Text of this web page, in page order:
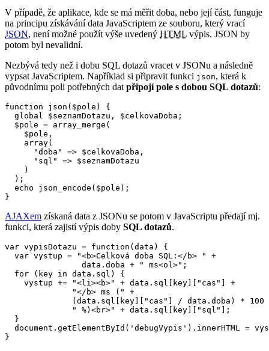
V případě, že aplikace, kde se má měřit doba, nebo její část, funguje
na principu získávání data JavaScriptem ze souboru, který vrací
JSON, není možné použít výše uvedený HTML výpis. JSON by
potom byl nevalidní.
Nezbývá tedy než i dobu SQL dotazů vracet v JSONu a následně
vypsat JavaScriptem. Například si připravit funkci json, která k
původnímu poli potřebných dat připojí pole s dobou SQL dotazů:
function json($pole) {
  global $seznamDotazu, $celkovaDoba;
  $pole = array_merge(
    $pole,
    array(
      "doba" => $celkovaDoba,
      "sql" => $seznamDotazu
    )
  );
  echo json_encode($pole);
}
AJAXem získaná data z JSONu se potom v JavaScriptu předají mj.
funkci, která zajistí výpis doby SQL dotazů.
var vypisDotazu = function(data) {
  var vystup = "<b>Celková doba SQL:</b> " +
                data.doba + " ms<ol>";
  for (key in data.sql) {
    vystup += "<li><b>" + data.sql[key]["cas"] +
              "</b> ms (" +
(data.sql[key]["cas"] / data.doba) *
              " %)<br>" + data.sql[key]["sql"];
  }
document.getElementById('debugVypis').innerHTML =
}